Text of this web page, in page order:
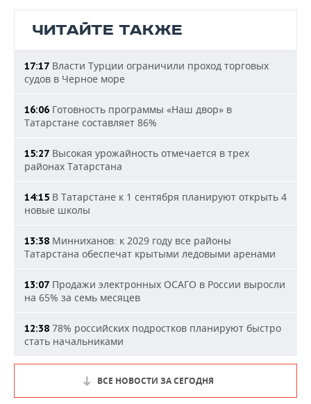
ЧИТАЙТЕ ТАКЖЕ
17:17 Власти Турции ограничили проход торговых
судов в Черное море
16:06 Готовность программы «Наш двор» в
Татарстане составляет 86%
15:27 Высокая урожайность отмечается в трех
районах Татарстана
14:15 В Татарстане к 1 сентября планируют открыть 4
новые школы
13:38 Минниханов: к 2029 году все районы
Татарстана обеспечат крытыми ледовыми аренами
13:07 Продажи электронных ОСАГО в России выросли
на 65% за семь месяцев
12:38 78% российских подростков планируют быстро
стать начальниками
ВСЕ НОВОСТИ ЗА СЕГОДНЯ